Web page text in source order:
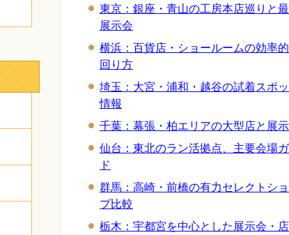
東京：銀座・青山の工房本店巡りと
展示会
横浜：百貨店・ショールームの効率
回り方
埼玉：大宮・浦和・越谷の試着スポッ
情報
千葉：幕張・柏エリアの大型店と展
仙台：東北のラン活拠点、主要会場
ド
群馬：高崎・前橋の有力セレクトシ
プ比較
栃木：宇都宮を中心とした展示会・